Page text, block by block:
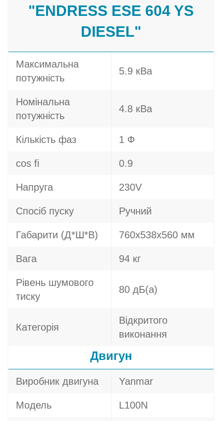
"ENDRESS ESE 604 YS
DIESEL"
Максимальна
потужність
5.9 кВа
Номінальна
потужність
4.8 кВа
Кількість фаз 1 Ф
cos fi 0.9
Напруга 230V
Спосіб пуску Ручний
Габарити (Д*Ш*В) 760х538х560 мм
Вага 94 кг
Рівень шумового
тиску
80 дБ(а)
Категорія
Відкритого
виконання
Двигун
Виробник двигуна Yanmar
Модель L100N